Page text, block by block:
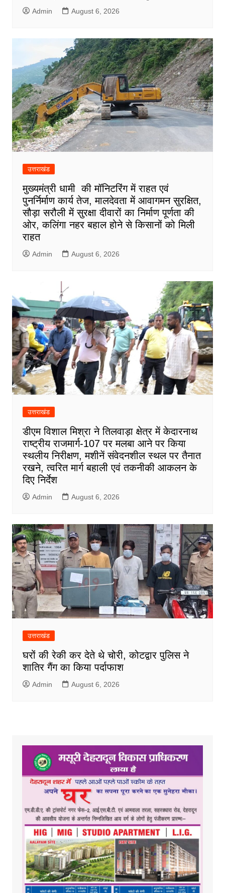
Admin August 6, 2026
उत्तराखंड
मुख्यमंत्री धामी की मॉनिटरिंग में राहत एवं
पुनर्निर्माण कार्य तेज, मालदेवता में आवागमन सुरक्षित,
सौड़ा सरौली में सुरक्षा दीवारों का निर्माण पूर्णता की
ओर, कलिंगा नहर बहाल होने से किसानों को मिली
राहत
Admin August 6, 2026
उत्तराखंड
डीएम विशाल मिश्रा ने तिलवाड़ा क्षेत्र में केदारनाथ
राष्ट्रीय राजमार्ग-107 पर मलबा आने पर किया
स्थलीय निरीक्षण, मशीनें संवेदनशील स्थल पर तैनात
रखने, त्वरित मार्ग बहाली एवं तकनीकी आकलन के
दिए निर्देश
Admin August 6, 2026
उत्तराखंड
घरों की रेकी कर देते थे चोरी, कोटद्वार पुलिस ने
शातिर गैंग का किया पर्दाफाश
Admin August 6, 2026